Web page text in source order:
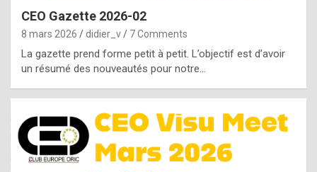
g
e
n
u
i
n
e
CEO Gazette 2026-02
8 mars 2026 didier_v 7 Comments
La gazette prend forme petit à petit. L’objectif est d’avoir
un résumé des nouveautés pour notre…